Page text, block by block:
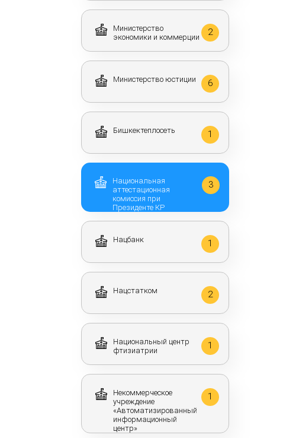
Министерство
экономики и коммерции
2
Министерство юстиции 6
Бишкектеплосеть 1
Национальная
аттестационная
комиссия при
Президенте КР
3
Нацбанк 1
Нацстатком 2
Национальный центр
фтизиатрии
1
Некоммерческое
учреждение
«Автоматизированный
информационный
центр»
1